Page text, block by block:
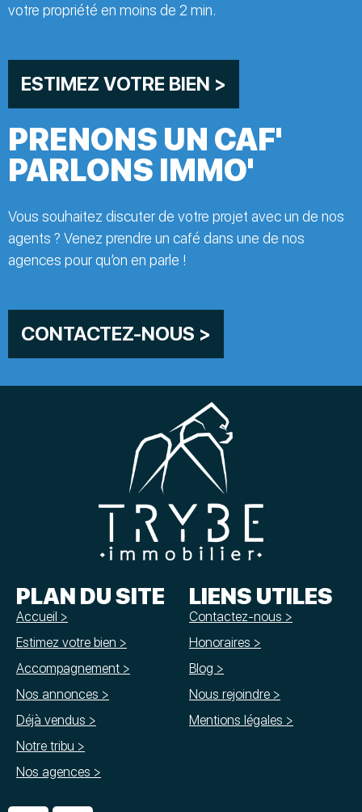
PRENONS UN CAF'
PARLONS IMMO'
Vous souhaitez discuter de votre projet avec un de nos
agents ? Venez prendre un café dans une de nos
agences pour qu’on en parle !
CONTACTEZ-NOUS >
votre propriété en moins de 2 min.
ESTIMEZ VOTRE BIEN >
PLAN DU SITE
Accueil >
Estimez votre bien >
Accompagnement >
Nos annonces >
Déjà vendus >
Notre tribu >
Nos agences >
LIENS UTILES
Contactez-nous >
Honoraires >
Blog >
Nous rejoindre >
Mentions légales >